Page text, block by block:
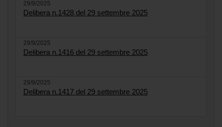
29/9/2025
Delibera n.1428 del 29 settembre 2025
29/9/2025
Delibera n.1416 del 29 settembre 2025
29/9/2025
Delibera n.1417 del 29 settembre 2025